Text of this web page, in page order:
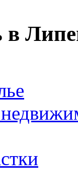
в